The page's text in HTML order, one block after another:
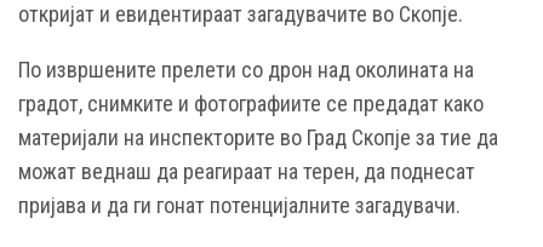
откријат и евидентираат загадувачите во Скопје.
По извршените прелети со дрон над околината на
градот, снимките и фотографиите се предадат како
материјали на инспекторите во Град Скопје за тие да
можат веднаш да реагираат на терен, да поднесат
пријава и да ги гонат потенцијалните загадувачи.